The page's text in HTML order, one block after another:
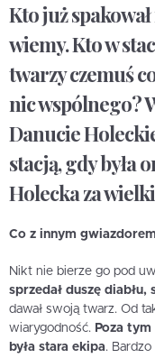
Kto już
wiemy. Kto w
twarzy czemuś
nic wspólnego?
Danucie
stacją, gdy była
Holecka za
Co z innym
Nikt nie bierze go pod
sprzedał duszę diabłu,
dawał swoją twarz. Od
wiarygodność. Poza
była stara ekipa.